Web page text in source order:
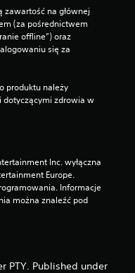
zawartość na głównej
(za pośrednictwem
offline”) oraz
się za
produktu należy
zdrowia w
Inc. wyłączna
Europe.
Informacje
można znaleźć pod
PTY. Published under